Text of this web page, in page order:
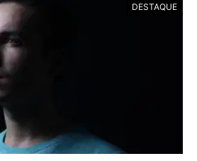
DESTAQUE